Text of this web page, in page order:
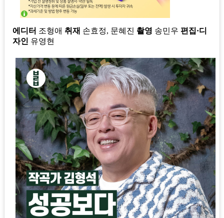
에디터 조형애 취재 손효정, 문혜진 촬영 송민우 편집·디
자인 유영현